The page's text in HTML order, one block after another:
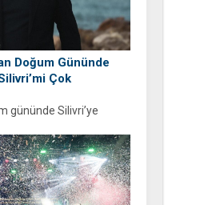
Doğum Gününde
Çok
gününde Silivri’ye
bir sonraki doğum
birlikte